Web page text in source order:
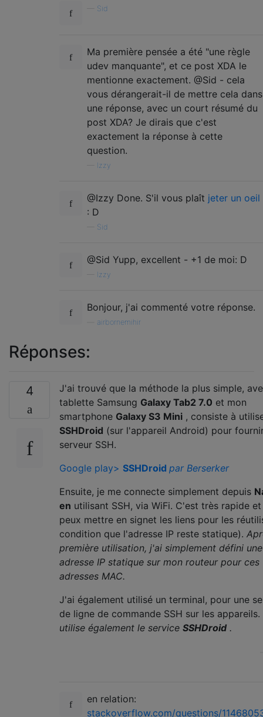
Sid
Ma première pensée a été "une règle
udev manquante", et ce post XDA le
mentionne exactement. @Sid - cela
vous dérangerait-il de mettre cela dans
une réponse, avec un court résumé du
post XDA? Je dirais que c'est
exactement la réponse à cette
question.
Izzy
@Izzy Done. S'il vous plaît jeter un oeil
: D
Sid
@Sid Yupp, excellent - +1 de moi: D
Izzy
Bonjour, j'ai commenté votre réponse.
airbornemihir
Réponses:
4
J'ai trouvé que la méthode la plus simple,
tablette Samsung Galaxy Tab2 7.0 et mon
smartphone Galaxy S3 Mini , consiste à
SSHDroid (sur l'appareil Android) pour
serveur SSH.
Google play> SSHDroid par Berserker
Ensuite, je me connecte simplement depuis
en utilisant SSH, via WiFi. C'est très rapide
peux mettre en signet les liens pour les
condition que l'adresse IP reste statique).
première utilisation, j'ai simplement défini une
adresse IP statique sur mon routeur pour ces
adresses MAC.
J'ai également utilisé un terminal, pour une
de ligne de commande SSH sur les appareils.
utilise également le service SSHDroid .
en relation:
stackoverflow.com/questions/